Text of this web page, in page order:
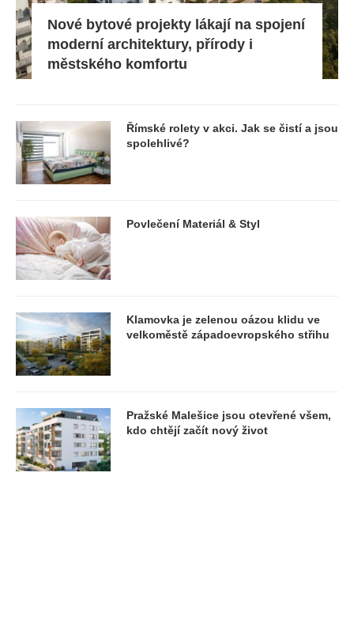
Nové bytové projekty lákají na spojení
moderní architektury, přírody i
městského komfortu
Římské rolety v akci. Jak se čistí a jsou
spolehlivé?
Povlečení Materiál & Styl
Klamovka je zelenou oázou klidu ve
velkoměstě západoevropského střihu
Pražské Malešice jsou otevřené všem,
kdo chtějí začít nový život